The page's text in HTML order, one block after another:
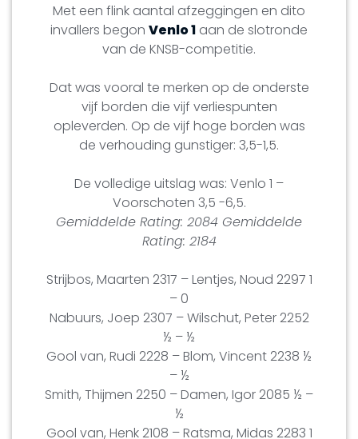
Met een flink aantal afzeggingen en dito
invallers begon Venlo 1 aan de slotronde
van de KNSB-competitie.
Dat was vooral te merken op de onderste
vijf borden die vijf verliespunten
opleverden. Op de vijf hoge borden was
de verhouding gunstiger: 3,5-1,5.
De volledige uitslag was: Venlo 1 –
Voorschoten 3,5 -6,5.
Gemiddelde Rating: 2084 Gemiddelde
Rating: 2184
Strijbos, Maarten 2317 – Lentjes, Noud 2297 1
– 0
Nabuurs, Joep 2307 – Wilschut, Peter 2252
½ – ½
Gool van, Rudi 2228 – Blom, Vincent 2238 ½
– ½
Smith, Thijmen 2250 – Damen, Igor 2085 ½ –
½
Gool van, Henk 2108 – Ratsma, Midas 2283 1